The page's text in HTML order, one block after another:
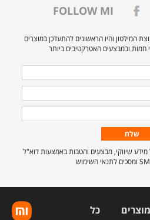
FOLLOW MI
המילטון והיו הראשונים להתעדכן במוצרים
ובמבצעים האטרקטיבים ביותר
שיווקי, מבצעים והטבות באמצעות דוא"ל
מוצרים
כל